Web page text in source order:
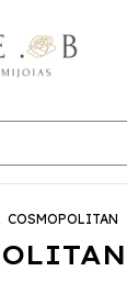
COSMOPOLITAN